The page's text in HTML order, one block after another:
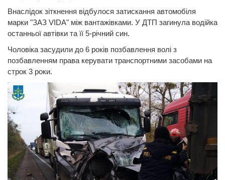
Внаслідок зіткнення відбулося затискання автомобіля
марки "ЗАЗ VIDA" між вантажівками. У ДТП загинула водійка
останньої автівки та її 5-річний син.
Чоловіка засудили до 6 років позбавлення волі з
позбавленням права керувати транспортними засобами на
строк 3 роки.